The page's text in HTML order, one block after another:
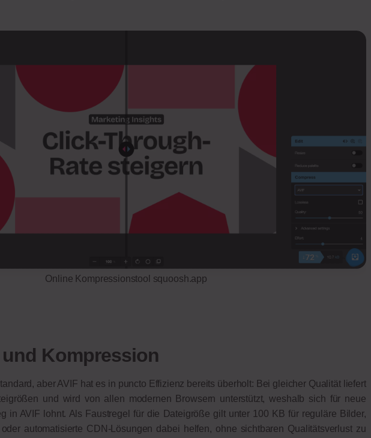
Online Kompressionstool squoosh.app
Kompression
aber AVIF hat es in puncto Effizienz bereits überholt: Bei gleicher Qualität liefert
und wird von allen modernen Browsern unterstützt, weshalb sich für neue
in AVIF lohnt. Als Faustregel für die Dateigröße gilt unter 100 KB für reguläre Bilder,
automatisierte CDN-Lösungen dabei helfen, ohne sichtbaren Qualitätsverlust zu